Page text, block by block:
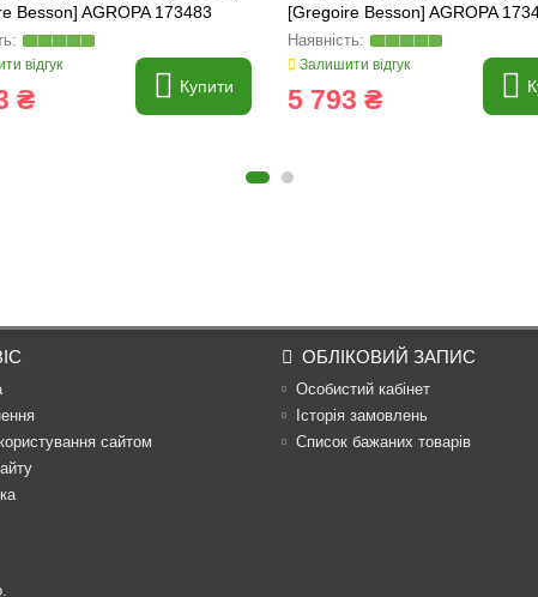
Besson] AGROPA 173483
відгук
₴ Купити
[Gregoire Besson] AGROPA
173429
Залишити відгук
5 793 ₴
сайтом
ОБЛІКОВИЙ ЗАПИС
Особистий кабінет
Історія замовлень
Список бажаних товарів